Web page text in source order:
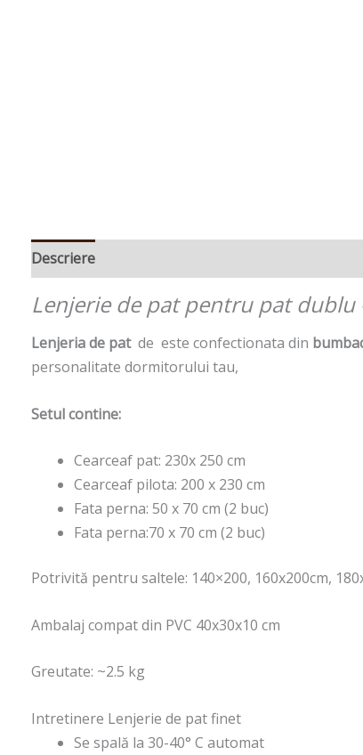
Descriere
Lenjerie de pat pentru pat dublu
Lenjeria de pat de este confectionata din
personalitate dormitorului tau,
Setul contine:
Cearceaf pat: 230x 250 cm
Cearceaf pilota: 200 x 230 cm
Fata perna: 50 x 70 cm (2 buc)
Fata perna:70 x 70 cm (2 buc)
Potrivită pentru saltele: 140×200, 160x200cm,
Ambalaj compat din PVC 40x30x10 cm
Greutate: ~2.5 kg
Intretinere Lenjerie de pat finet
Se spală la 30-40° C automat